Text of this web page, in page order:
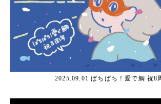
2025.09.01 ぱちぱち！愛で鯛 祝8